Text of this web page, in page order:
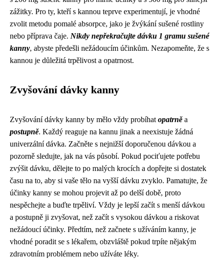
zážitky. Pro ty, kteří s kannou teprve experimentují, je vhodné
zvolit metodu pomalé absorpce, jako je žvýkání sušené rostliny
nebo příprava čaje. Nikdy nepřekračujte dávku 1 gramu sušené
kanny, abyste předešli nežádoucím účinkům. Nezapomeňte, že s
kannou je důležitá trpělivost a opatrnost.
Zvyšování dávky kanny
Zvyšování dávky kanny by mělo vždy probíhat opatrněa
postupně. Každý reaguje na kannu jinak a neexistuje žádná
univerzální dávka. Začněte s nejnižší doporučenou dávkou a
pozorně sledujte, jak na vás působí. Pokud pociťujete potřebu
zvýšit dávku, dělejte to po malých krocích a dopřejte si dostatek
času na to, aby si vaše tělo na vyšší dávku zvyklo. Pamatujte, že
účinky kanny se mohou projevit až po delší době, proto
nespěchejte a buďte trpěliví. Vždy je lepší začít s menší dávkou
a postupně ji zvyšovat, než začít s vysokou dávkou a riskovat
nežádoucí účinky. Předtím, než začnete s užíváním kanny, je
vhodné poradit se s lékařem, obzvláště pokud trpíte nějakým
zdravotním problémem nebo užíváte léky.